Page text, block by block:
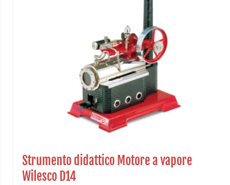
Strumento didattico Motore a vapore
Wilesco D14